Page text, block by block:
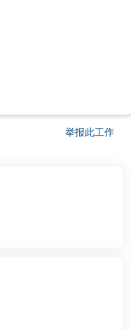
举报此工作